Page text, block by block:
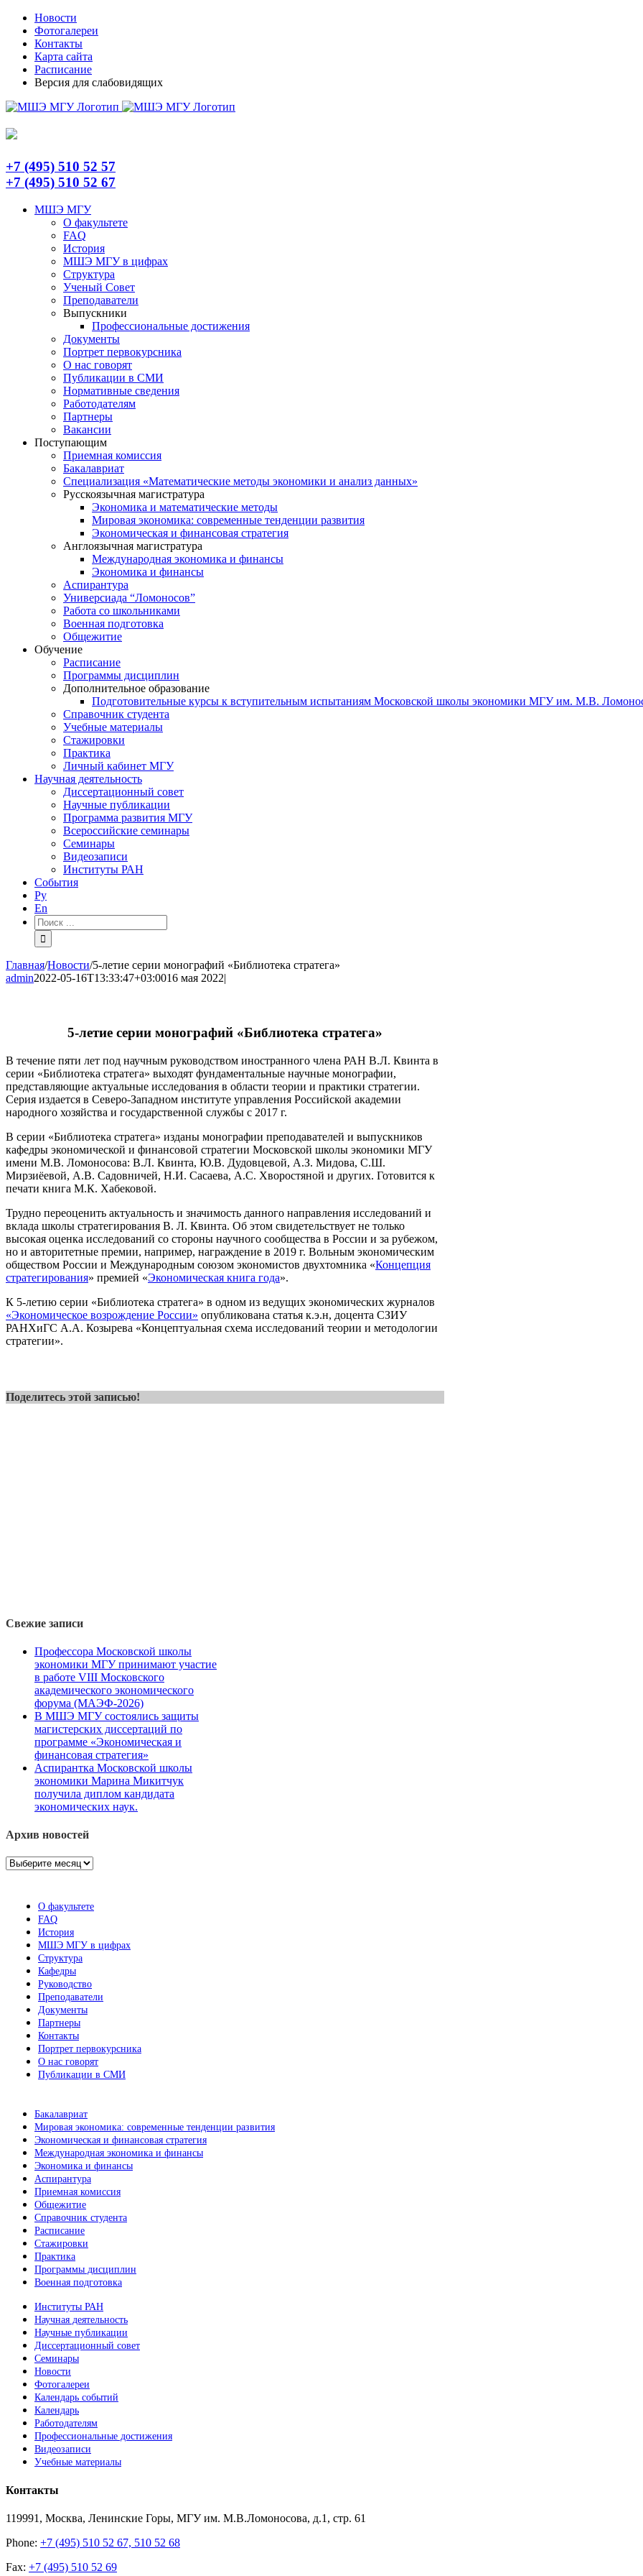
Skip
content
TelegramНовости
Фотогалереи
Контакты
Карта сайта
Расписание
Версия для слабовидящих
+7 (495) 510 52 57
+7 (495) 510 52 67
МШЭ МГУ
О факультете
FAQ
История
МШЭ МГУ в цифрах
Структура
Ученый Совет
Преподаватели
Выпускники
Профессиональные достижения
Документы
Портрет первокурсника
О нас говорят
Публикации в СМИ
Нормативные сведения
Работодателям
Партнеры
Вакансии
Поступающим
Приемная комиссия
Бакалавриат
Специализация «Математические методы экономики и анализ данных»
Русскоязычная магистратура
Экономика и математические методы
Мировая экономика: современные тенденции развития
Экономическая и финансовая стратегия
Англоязычная магистратура
Международная экономика и финансы
Экономика и финансы
Аспирантура
Универсиада “Ломоносов”
Работа со школьниками
Военная подготовка
Общежитие
Обучение
Расписание
Программы дисциплин
Дополнительное образование
Подготовительные курсы к вступительным испытаниям Московской школы экономики МГУ им. М.В.
Справочник студента
Учебные материалы
Стажировки
Практика
Личный кабинет МГУ
Научная деятельность
Диссертационный совет
Научные публикации
Программа развития МГУ
Всероссийские семинары
Семинары
Видеозаписи
Институты РАН
События
Ру
En
Результат
поиска:
Главная/Новости/5-летие серии монографий «Библиотека стратега»
admin2022-05-16T13:33:47+03:0016 мая 2022|
5-летие серии монографий «Библиотека стратега»
В течение пяти лет под научным руководством иностранного члена РАН В.Л. Квинта в
серии «Библиотека стратега» выходят фундаментальные научные монографии,
представляющие актуальные исследования в области теории и практики стратегии.
Серия издается в Северо-Западном институте управления Российской академии
народного хозяйства и государственной службы с 2017 г.
В серии «Библиотека стратега» изданы монографии преподавателей и выпускников
кафедры экономической и финансовой стратегии Московской школы экономики МГУ
имени М.В. Ломоносова: В.Л. Квинта, Ю.В. Дудовцевой, А.З. Мидова, С.Ш.
Мирзиёевой, А.В. Садовничей, Н.И. Сасаева, А.С. Хворостяной и других. Готовится к
печати книга М.К. Хабековой.
Трудно переоценить актуальность и значимость данного направления исследований и
вклада школы стратегирования В. Л. Квинта. Об этом свидетельствует не только
высокая оценка исследований со стороны научного сообщества в России и за рубежом,
но и авторитетные премии, например, награждение в 2019 г. Вольным экономическим
обществом России и Международным союзом экономистов двухтомника «Концепция
стратегирования» премией «Экономическая книга года».
К 5-летию серии «Библиотека стратега» в одном из ведущих экономических журналов
«Экономическое возрождение России» опубликована статья к.э.н, доцента СЗИУ
РАНХиГС А.А. Козырева «Концептуальная схема исследований теории и методологии
стратегии».
Поделитесь этой записью!
Свежие записи
Профессора Московской школы
экономики МГУ принимают участие
в работе VIII Московского
академического экономического
форума (МАЭФ-2026)
В МШЭ МГУ состоялись защиты
магистерских диссертаций по
программе «Экономическая и
финансовая стратегия»
Аспирантка Московской школы
экономики Марина Микитчук
получила диплом кандидата
экономических наук.
Архив новостей
Архив
О факультете
FAQ
История
МШЭ МГУ в цифрах
Структура
Кафедры
Руководство
Преподаватели
Документы
Партнеры
Контакты
Портрет первокурсника
О нас говорят
Публикации в СМИ
Бакалавриат
Мировая экономика: современные тенденции развития
Экономическая и финансовая стратегия
Международная экономика и финансы
Экономика и финансы
Аспирантура
Приемная комиссия
Общежитие
Справочник студента
Расписание
Стажировки
Практика
Программы дисциплин
Военная подготовка
Институты РАН
Научная деятельность
Научные публикации
Диссертационный совет
Семинары
Новости
Фотогалереи
Календарь событий
Календарь
Работодателям
Профессиональные достижения
Видеозаписи
Учебные материалы
Контакты
119991, Москва, Ленинские Горы, МГУ им. М.В.Ломоносова, д.1, стр. 61
Phone: +7 (495) 510 52 67, 510 52 68
Fax: +7 (495) 510 52 69